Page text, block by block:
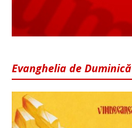
Evanghelia de Duminică